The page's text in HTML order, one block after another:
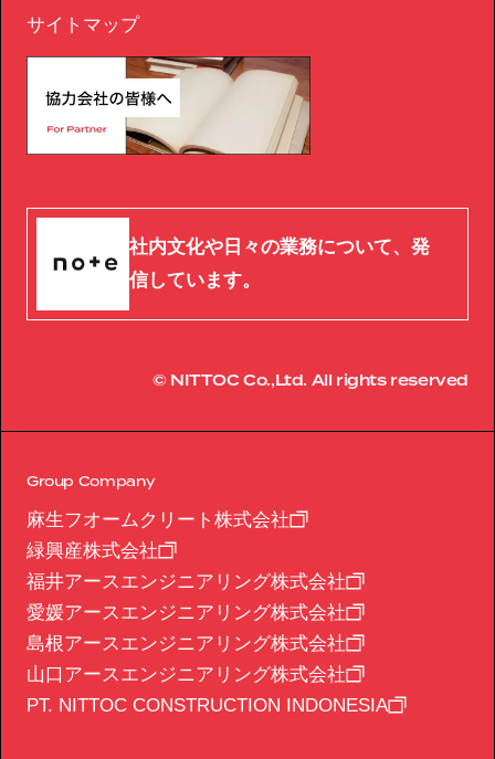
サイトマップ
社内文化や日々の業務について、発
信しています。
© NITTOC Co.,Ltd. All rights reserved
Group Company
麻生フオームクリート株式会社
緑興産株式会社
福井アースエンジニアリング株式会社
愛媛アースエンジニアリング株式会社
島根アースエンジニアリング株式会社
山口アースエンジニアリング株式会社
PT. NITTOC CONSTRUCTION INDONESIA